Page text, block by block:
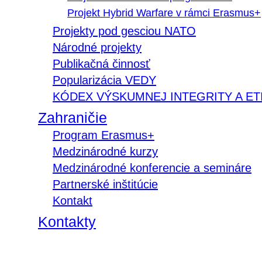
Projekt Hybrid Warfare v rámci Erasmus+
Projekty pod gesciou NATO
Národné projekty
Publikačná činnosť
Popularizácia VEDY
KÓDEX VÝSKUMNEJ INTEGRITY A
Zahraničie
Program Erasmus+
Medzinárodné kurzy
Medzinárodné konferencie a semináre
Partnerské inštitúcie
Kontakt
Kontakty